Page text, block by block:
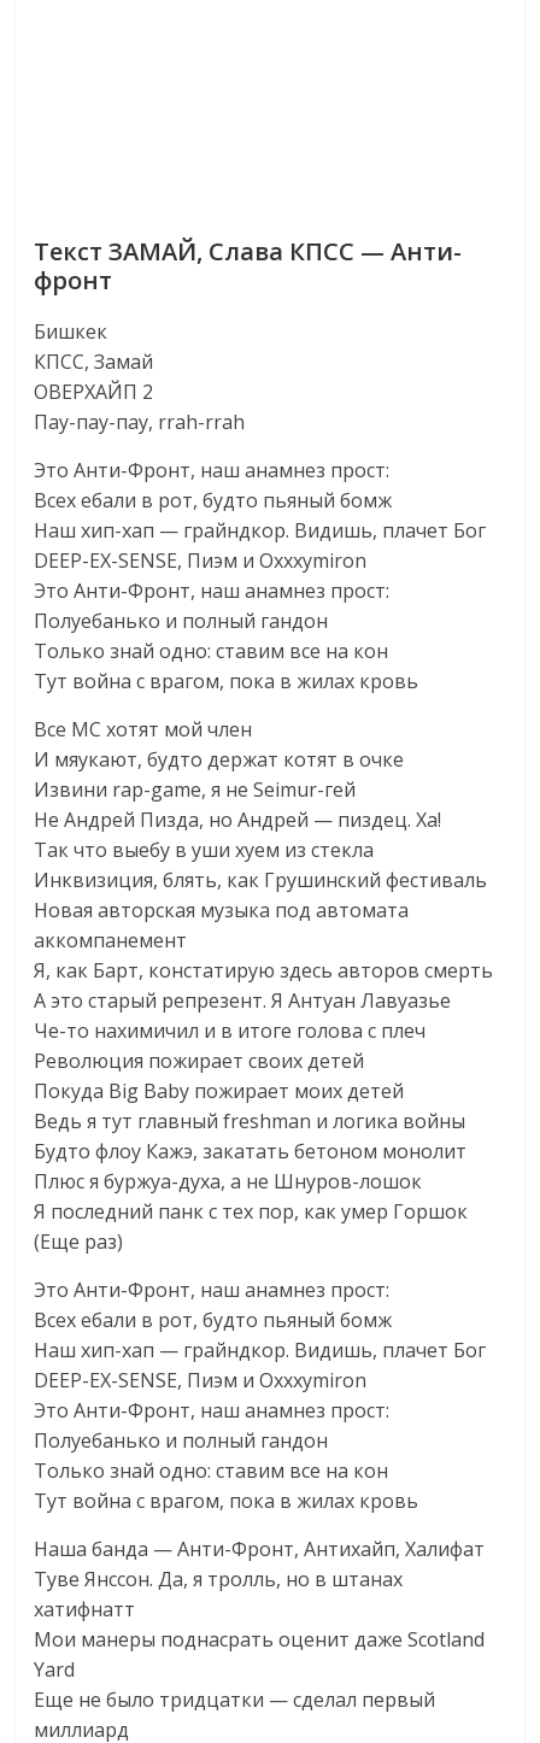
Текст ЗАМАЙ, Слава КПСС — Анти-
фронт
Бишкек
КПСС, Замай
ОВЕРХАЙП 2
Пау-пау-пау, rrah-rrah
Это Анти-Фронт, наш анамнез прост:
Всех ебали в рот, будто пьяный бомж
Наш хип-хап — грайндкор. Видишь, плачет Бог
DEEP-EX-SENSE, Пиэм и Oxxxymiron
Это Анти-Фронт, наш анамнез прост:
Полуебанько и полный гандон
Только знай одно: ставим все на кон
Тут война с врагом, пока в жилах кровь
Все MC хотят мой член
И мяукают, будто держат котят в очке
Извини rap-game, я не Seimur-гей
Не Андрей Пизда, но Андрей — пиздец. Ха!
Так что выебу в уши хуем из стекла
Инквизиция, блять, как Грушинский фестиваль
Новая авторская музыка под автомата
аккомпанемент
Я, как Барт, констатирую здесь авторов смерть
А это старый репрезент. Я Антуан Лавуазье
Че-то нахимичил и в итоге голова с плеч
Революция пожирает своих детей
Покуда Big Baby пожирает моих детей
Ведь я тут главный freshman и логика войны
Будто флоу Кажэ, закатать бетоном монолит
Плюс я буржуа-духа, а не Шнуров-лошок
Я последний панк с тех пор, как умер Горшок
(Еще раз)
Это Анти-Фронт, наш анамнез прост:
Всех ебали в рот, будто пьяный бомж
Наш хип-хап — грайндкор. Видишь, плачет Бог
DEEP-EX-SENSE, Пиэм и Oxxxymiron
Это Анти-Фронт, наш анамнез прост:
Полуебанько и полный гандон
Только знай одно: ставим все на кон
Тут война с врагом, пока в жилах кровь
Наша банда — Анти-Фронт, Антихайп, Халифат
Туве Янссон. Да, я тролль, но в штанах
хатифнатт
Мои манеры поднасрать оценит даже Scotland
Yard
Еще не было тридцатки — сделал первый
миллиард